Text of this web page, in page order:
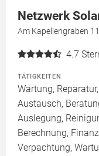
Netzwerk
Am Kapellengraben
4.7
TÄTIGKEITEN
Wartung,
Austausch,
Auslegung,
Berechnung,
Verpachtung,